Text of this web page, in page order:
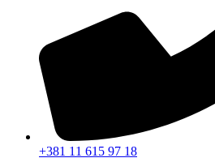
+381 11 615 97 18